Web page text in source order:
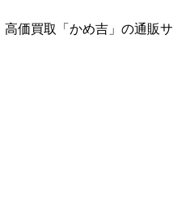
価買取「かめ吉」の通販